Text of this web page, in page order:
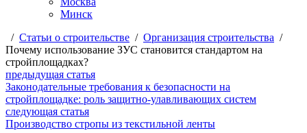
Минск
/ Статьи о строительстве / Организация строительства /
Почему использование ЗУС становится стандартом на
стройплощадках?
предыдущая статья
Законодательные требования к безопасности на
стройплощадке: роль защитно-улавливающих систем
следующая статья
Производство стропы из текстильной ленты